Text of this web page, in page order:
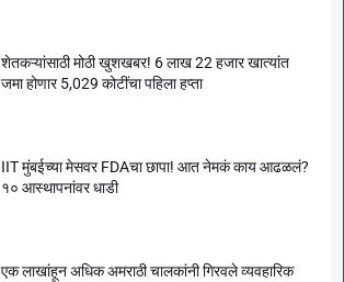
शेतकऱ्यांसाठी मोठी खुशखबर! 6 लाख 22 हजार खात्यांत
जमा होणार 5,029 कोटींचा पहिला हप्ता
IIT मुंबईच्या मेसवर FDAचा छापा! आत नेमकं काय आढळलं?
१० आस्थापनांवर धाडी
एक लाखांहून अधिक अमराठी चालकांनी गिरवले व्यवहारिक